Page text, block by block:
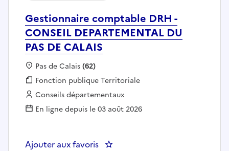
Gestionnaire comptable DRH -
CONSEIL DEPARTEMENTAL DU
PAS DE CALAIS
Localisation :
Pas de Calais(62)
Fonction publique :
Fonction publique Territoriale
Employeur :
Conseils départementaux
En ligne depuis le 03 août 2026
Ajouter aux favoris : Gestionnaire comptable DRH -